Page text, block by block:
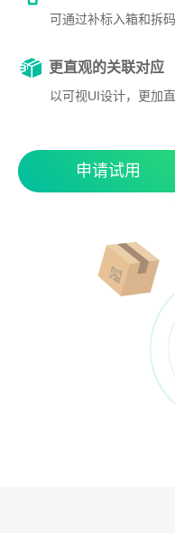
可通过补标入箱和拆
更直观的关联对应
以可视UI设计，更加
申请试用